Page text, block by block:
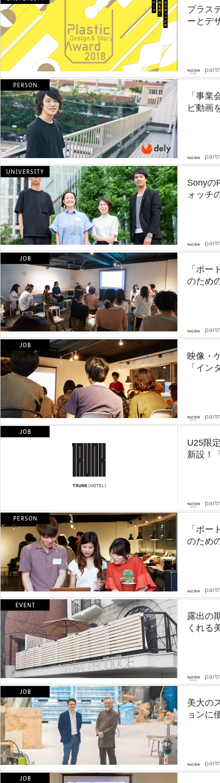
プラス
ーとデ
「事業
ピ動画
Sonyの
ォッチ
「ポー
のため
映像・
「イン
U25限
新設！
「ポー
のため
露出の
くれる
美大の
ョンに